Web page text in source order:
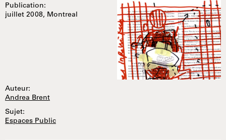
Publication:
juillet 2008, Montreal
Auteur:
Andrea Brent
Sujet:
Espaces Public